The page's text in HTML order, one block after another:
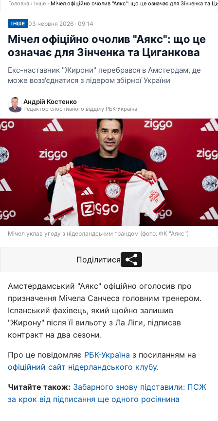
Головна › Інше › Мічел офіційно очолив "Аякс": що це означає для Зінченка та
ІНШЕ 03 червня 2026 · 09:14
Мічел офіційно очолив "Аякс": що це
означає для Зінченка та Циганкова
Екс-наставник "Жирони" перебрався в Амстердам, де
може возз'єднатися з лідером збірної України
Андрій Костенко
Редактор спортивного відділу РБК-Україна
Мічел уклав угоду з нідерландським грандом (фото: ФК "Аякс")
Поділитися
Амстердамський "Аякс" офіційно оголосив про
призначення Мічела Санчеса головним тренером.
Іспанський фахівець, який щойно залишив
"Жирону" після її вильоту з Ла Ліги, підписав
контракт на два сезони.
Про це повідомляє РБК-Україна з посиланням на
офіційний сайт нідерландського клубу.
Читайте також: Забарного знову підставили: ПСЖ
за крок від підписання ще одного росіянина